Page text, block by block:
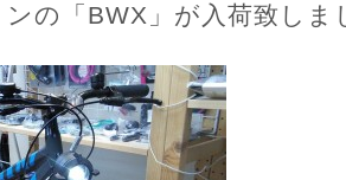
の「BWX」が入荷致しま